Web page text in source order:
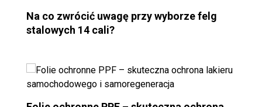
Na co zwrócić uwagę przy wyborze felg
stalowych 14 cali?